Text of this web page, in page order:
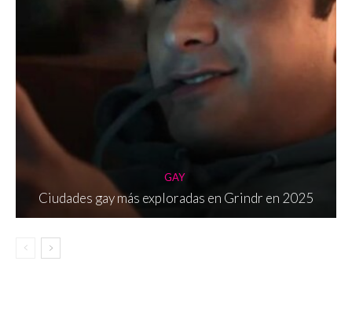
GAY
Ciudades gay más exploradas en Grindr en 2025